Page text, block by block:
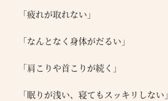
「疲れが取れない」
「なんとなく身体がだるい」
「肩こりや首こりが続く」
「眠りが浅い、寝てもスッキリしない」